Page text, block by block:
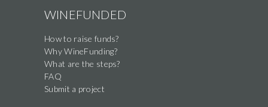
WINEFUNDED
How to raise funds?
Why WineFunding?
What are the steps?
FAQ
Submit a project